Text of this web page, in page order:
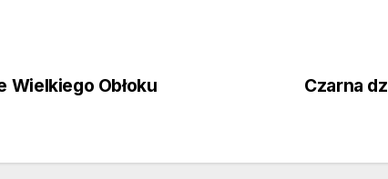
Czarna
Wielkiego Obłoku